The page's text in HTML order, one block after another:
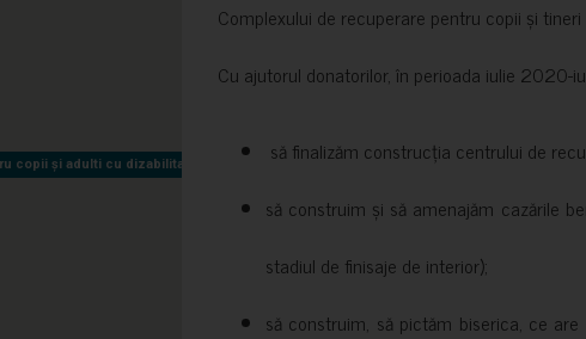
copii și adulti cu dizabilitati neuromotorii Sfântul Nectarie
copii și adulti cu dizabilitati neuromotorii Sfântul Nectarie
Complexului de recuperare pentru copii și
Cu ajutorul donatorilor, în perioada iulie 2020-
să finalizăm construcția centrului de
să construim și să amenajăm cazările
stadiul de finisaje de interior);
să construim, să pictăm biserica, ce